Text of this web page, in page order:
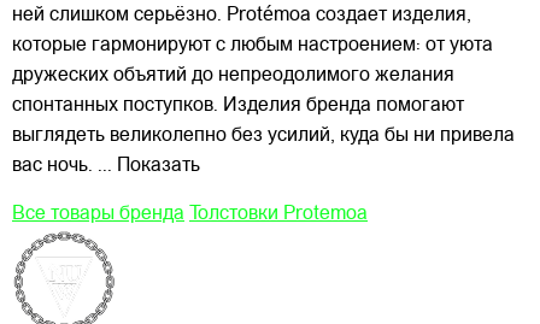
ней слишком серьёзно. Protémoa создает изделия,
которые гармонируют с любым настроением: от уюта
дружеских объятий до непреодолимого желания
спонтанных поступков. Изделия бренда помогают
выглядеть великолепно без усилий, куда бы ни привела
вас ночь. ... Показать
Все товары бренда Толстовки Protemoa